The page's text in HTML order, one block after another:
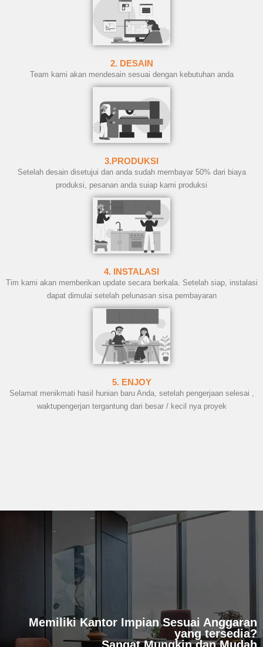
2. DESAIN
Team kami akan mendesain sesuai dengan kebutuhan anda
3.PRODUKSI
Setelah desain disetujui dan anda sudah membayar 50% dari biaya
produksi, pesanan anda suiap kami produksi
4. INSTALASI
Tim kami akan memberikan update secara berkala. Setelah siap, instalasi
dapat dimulai setelah pelunasan sisa pembayaran
5. ENJOY
Selamat menikmati hasil hunian baru Anda, setelah pengerjaan selesai ,
waktupengerjan tergantung dari besar / kecil nya proyek
Memiliki Kantor Impian Sesuai Anggaran
yang tersedia?
Sangat Mungkin dan Mudah